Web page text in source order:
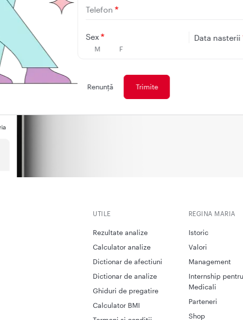
Telefon
Sex
M F
Data nasterii
Renunţă
Descarcă
mobilă
UTILE
Rezultate analize
Calculator analize
Dictionar de afectiuni
Dictionar de analize
Ghiduri de pregatire
Calculator BMI
REGINA MARIA
Istoric
Valori
Management
Internship
Medicali
Parteneri
Shop